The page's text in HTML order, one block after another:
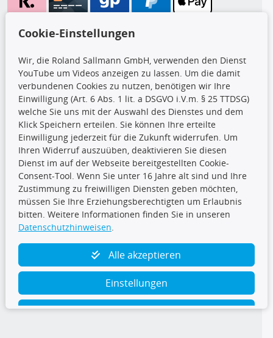
CARAT Gruppe
Folge uns
TecDoc Inside
Cookie-Einstellungen
Wir, die Roland Sallmann GmbH, verwenden den Dienst
YouTube um Videos anzeigen zu lassen. Um die damit
verbundenen Cookies zu nutzen, benötigen wir Ihre
Einwilligung (Art. 6 Abs. 1 lit. a DSGVO i.V.m. § 25 TTDSG)
welche Sie uns mit der Auswahl des Dienstes und dem
Klick Speichern erteilen. Sie können Ihre erteilte
Einwilligung jederzeit für die Zukunft widerrufen. Um
Ihren Widerruf auszuüben, deaktivieren Sie diesen
Dienst im auf der Webseite bereitgestellten Cookie-
Consent-Tool. Wenn Sie unter 16 Jahre alt sind und Ihre
Zustimmung zu freiwilligen Diensten geben möchten,
müssen Sie Ihre Erziehungsberechtigten um Erlaubnis
bitten. Weitere Informationen finden Sie in unseren
Datenschutzhinweisen.
Alle akzeptieren
Einstellungen
Ablehnen